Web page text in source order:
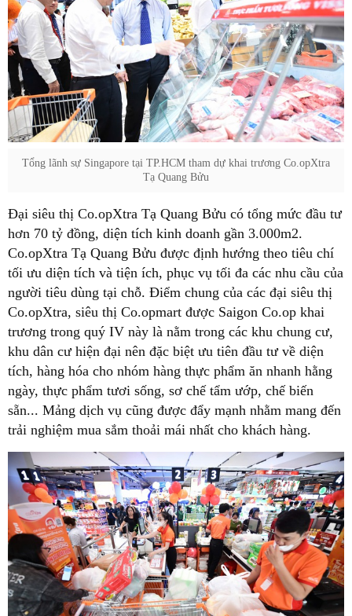
Tổng lãnh sự Singapore tại TP.HCM tham dự khai trương Co.opXtra
Tạ Quang Bửu
Đại siêu thị Co.opXtra Tạ Quang Bửu có tổng mức đầu tư
hơn 70 tỷ đồng, diện tích kinh doanh gần 3.000m2.
Co.opXtra Tạ Quang Bửu được định hướng theo tiêu chí
tối ưu diện tích và tiện ích, phục vụ tối đa các nhu cầu của
người tiêu dùng tại chỗ. Điểm chung của các đại siêu thị
Co.opXtra, siêu thị Co.opmart được Saigon Co.op khai
trương trong quý IV này là nằm trong các khu chung cư,
khu dân cư hiện đại nên đặc biệt ưu tiên đầu tư về diện
tích, hàng hóa cho nhóm hàng thực phẩm ăn nhanh hằng
ngày, thực phẩm tươi sống, sơ chế tẩm ướp, chế biến
sẵn... Mảng dịch vụ cũng được đẩy mạnh nhằm mang đến
trải nghiệm mua sắm thoải mái nhất cho khách hàng.